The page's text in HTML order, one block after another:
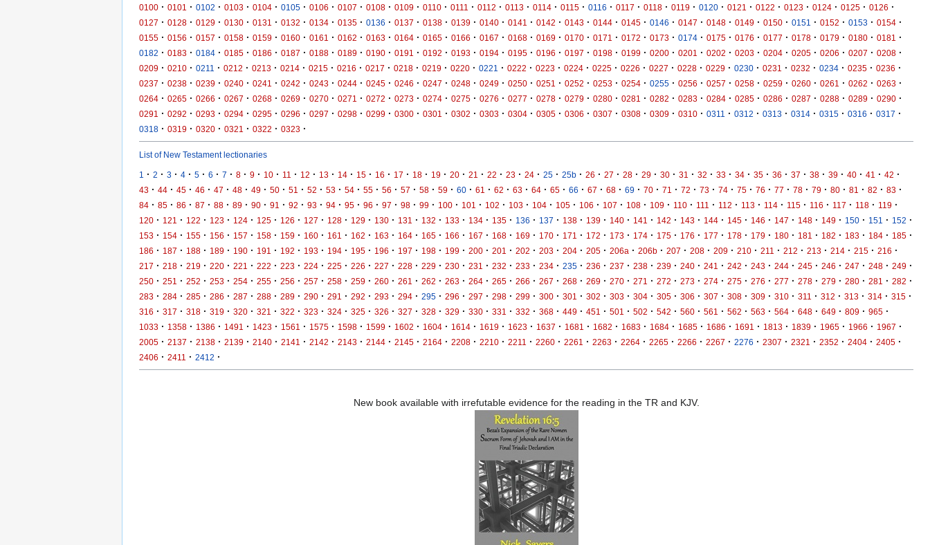
0100 · 0101 · 0102 · 0103 · 0104 · 0105 · 0106 · 0107 · 0108 · 0109 · 0110 · 0111 · 0112 · 0113 · 0114 · 0115 · 0116 · 0117 · 0118 · 0119 · 0120 · 0121 · 0122 · 0123 · 0124 · 0125 · 0126 ·
0127 · 0128 · 0129 · 0130 · 0131 · 0132 · 0134 · 0135 · 0136 · 0137 · 0138 · 0139 · 0140 · 0141 · 0142 · 0143 · 0144 · 0145 · 0146 · 0147 · 0148 · 0149 · 0150 · 0151 · 0152 · 0153 · 0154 ·
0155 · 0156 · 0157 · 0158 · 0159 · 0160 · 0161 · 0162 · 0163 · 0164 · 0165 · 0166 · 0167 · 0168 · 0169 · 0170 · 0171 · 0172 · 0173 · 0174 · 0175 · 0176 · 0177 · 0178 · 0179 · 0180 · 0181 ·
0182 · 0183 · 0184 · 0185 · 0186 · 0187 · 0188 · 0189 · 0190 · 0191 · 0192 · 0193 · 0194 · 0195 · 0196 · 0197 · 0198 · 0199 · 0200 · 0201 · 0202 · 0203 · 0204 · 0205 · 0206 · 0207 · 0208 ·
0209 · 0210 · 0211 · 0212 · 0213 · 0214 · 0215 · 0216 · 0217 · 0218 · 0219 · 0220 · 0221 · 0222 · 0223 · 0224 · 0225 · 0226 · 0227 · 0228 · 0229 · 0230 · 0231 · 0232 · 0234 · 0235 · 0236 ·
0237 · 0238 · 0239 · 0240 · 0241 · 0242 · 0243 · 0244 · 0245 · 0246 · 0247 · 0248 · 0249 · 0250 · 0251 · 0252 · 0253 · 0254 · 0255 · 0256 · 0257 · 0258 · 0259 · 0260 · 0261 · 0262 · 0263 ·
0264 · 0265 · 0266 · 0267 · 0268 · 0269 · 0270 · 0271 · 0272 · 0273 · 0274 · 0275 · 0276 · 0277 · 0278 · 0279 · 0280 · 0281 · 0282 · 0283 · 0284 · 0285 · 0286 · 0287 · 0288 · 0289 · 0290 ·
0291 · 0292 · 0293 · 0294 · 0295 · 0296 · 0297 · 0298 · 0299 · 0300 · 0301 · 0302 · 0303 · 0304 · 0305 · 0306 · 0307 · 0308 · 0309 · 0310 · 0311 · 0312 · 0313 · 0314 · 0315 · 0316 · 0317 ·
0318 · 0319 · 0320 · 0321 · 0322 · 0323 ·
List of New Testament lectionaries
1 · 2 · 3 · 4 · 5 · 6 · 7 · 8 · 9 · 10 · 11 · 12 · 13 · 14 · 15 · 16 · 17 · 18 · 19 · 20 · 21 · 22 · 23 · 24 · 25 · 25b · 26 · 27 · 28 · 29 · 30 · 31 · 32 · 33 · 34 · 35 · 36 · 37 · 38 · 39 · 40 · 41 · 42 ·
43 · 44 · 45 · 46 · 47 · 48 · 49 · 50 · 51 · 52 · 53 · 54 · 55 · 56 · 57 · 58 · 59 · 60 · 61 · 62 · 63 · 64 · 65 · 66 · 67 · 68 · 69 · 70 · 71 · 72 · 73 · 74 · 75 · 76 · 77 · 78 · 79 · 80 · 81 · 82 · 83 ·
84 · 85 · 86 · 87 · 88 · 89 · 90 · 91 · 92 · 93 · 94 · 95 · 96 · 97 · 98 · 99 · 100 · 101 · 102 · 103 · 104 · 105 · 106 · 107 · 108 · 109 · 110 · 111 · 112 · 113 · 114 · 115 · 116 · 117 · 118 · 119 ·
120 · 121 · 122 · 123 · 124 · 125 · 126 · 127 · 128 · 129 · 130 · 131 · 132 · 133 · 134 · 135 · 136 · 137 · 138 · 139 · 140 · 141 · 142 · 143 · 144 · 145 · 146 · 147 · 148 · 149 · 150 · 151 · 152 ·
153 · 154 · 155 · 156 · 157 · 158 · 159 · 160 · 161 · 162 · 163 · 164 · 165 · 166 · 167 · 168 · 169 · 170 · 171 · 172 · 173 · 174 · 175 · 176 · 177 · 178 · 179 · 180 · 181 · 182 · 183 · 184 · 185 ·
186 · 187 · 188 · 189 · 190 · 191 · 192 · 193 · 194 · 195 · 196 · 197 · 198 · 199 · 200 · 201 · 202 · 203 · 204 · 205 · 206a · 206b · 207 · 208 · 209 · 210 · 211 · 212 · 213 · 214 · 215 · 216 ·
217 · 218 · 219 · 220 · 221 · 222 · 223 · 224 · 225 · 226 · 227 · 228 · 229 · 230 · 231 · 232 · 233 · 234 · 235 · 236 · 237 · 238 · 239 · 240 · 241 · 242 · 243 · 244 · 245 · 246 · 247 · 248 · 249 ·
250 · 251 · 252 · 253 · 254 · 255 · 256 · 257 · 258 · 259 · 260 · 261 · 262 · 263 · 264 · 265 · 266 · 267 · 268 · 269 · 270 · 271 · 272 · 273 · 274 · 275 · 276 · 277 · 278 · 279 · 280 · 281 · 282 ·
283 · 284 · 285 · 286 · 287 · 288 · 289 · 290 · 291 · 292 · 293 · 294 · 295 · 296 · 297 · 298 · 299 · 300 · 301 · 302 · 303 · 304 · 305 · 306 · 307 · 308 · 309 · 310 · 311 · 312 · 313 · 314 · 315 ·
316 · 317 · 318 · 319 · 320 · 321 · 322 · 323 · 324 · 325 · 326 · 327 · 328 · 329 · 330 · 331 · 332 · 368 · 449 · 451 · 501 · 502 · 542 · 560 · 561 · 562 · 563 · 564 · 648 · 649 · 809 · 965 ·
1033 · 1358 · 1386 · 1491 · 1423 · 1561 · 1575 · 1598 · 1599 · 1602 · 1604 · 1614 · 1619 · 1623 · 1637 · 1681 · 1682 · 1683 · 1684 · 1685 · 1686 · 1691 · 1813 · 1839 · 1965 · 1966 · 1967 ·
2005 · 2137 · 2138 · 2139 · 2140 · 2141 · 2142 · 2143 · 2144 · 2145 · 2164 · 2208 · 2210 · 2211 · 2260 · 2261 · 2263 · 2264 · 2265 · 2266 · 2267 · 2276 · 2307 · 2321 · 2352 · 2404 · 2405 ·
2406 · 2411 · 2412 ·
New book available with irrefutable evidence for the reading in the TR and KJV.